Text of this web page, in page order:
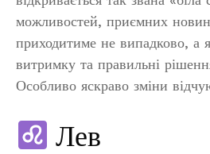
можливостей, приємних новин
приходитиме не випадково, а
витримку та правильні
Особливо яскраво зміни
Лев